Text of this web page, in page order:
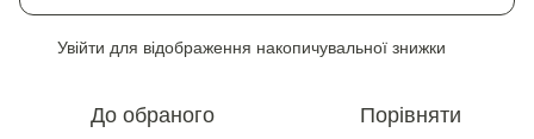
Увійти для відображення накопичувальної знижки
До обраного Порівняти